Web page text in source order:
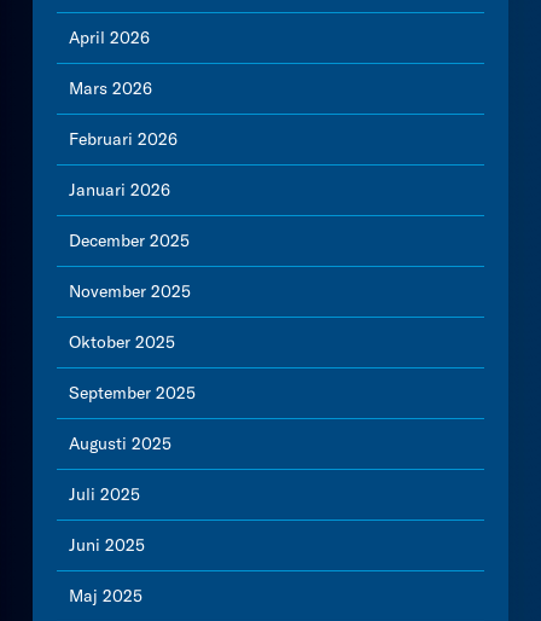
April 2026
Mars 2026
Februari 2026
Januari 2026
December 2025
November 2025
Oktober 2025
September 2025
Augusti 2025
Juli 2025
Juni 2025
Maj 2025